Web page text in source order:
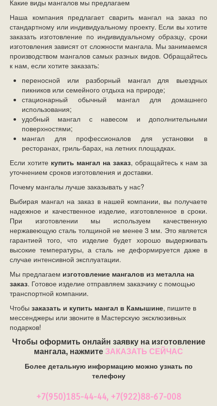
Какие виды мангалов мы предлагаем
Наша компания предлагает сварить мангал на заказ по
стандартному или индивидуальному проекту. Если вы хотите
заказать изготовление по индивидуальному образцу, сроки
изготовления зависят от сложности мангала. Мы занимаемся
производством мангалов самых разных видов. Обращайтесь
к нам, если хотите заказать:
переносной или разборный мангал для выездных
пикников или семейного отдыха на природе;
стационарный обычный мангал для домашнего
использования;
удобный мангал с навесом и дополнительными
поверхностями;
мангал для профессионалов для установки в
ресторанах, гриль-барах, на летних площадках.
Если хотите купить мангал на заказ, обращайтесь к нам за
уточнением сроков изготовления и доставки.
Почему мангалы лучше заказывать у нас?
Выбирая мангал на заказ в нашей компании, вы получаете
надежное и качественное изделие, изготовленное в сроки.
При изготовлении мы используем качественную
нержавеющую сталь толщиной не менее 3 мм. Это является
гарантией того, что изделие будет хорошо выдерживать
высокие температуры, а сталь не деформируется даже в
случае интенсивной эксплуатации.
Мы предлагаем изготовление мангалов из металла на
заказ. Готовое изделие отправляем заказчику с помощью
транспортной компании.
Чтобы заказать и купить мангал в Камышине, пишите в
мессенджеры или звоните в Мастерскую эксклюзивных
подарков!
Чтобы оформить онлайн заявку на изготовление
мангала, нажмите ЗАКАЗАТЬ СЕЙЧАС
Более детальную информацию можно узнать по
телефону
+7(950)185-44-44, +7(922)88-67-008